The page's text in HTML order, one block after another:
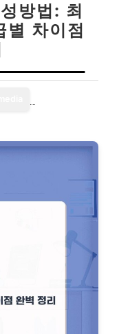
방법: 최
차이점